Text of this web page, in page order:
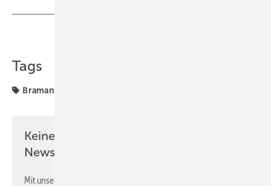
Tags
Bramann
Keine Zeit? Kein Problem mit dem SBZ
Newsletter!
Mit unserem Newsletter erhalten Sie regelmäßig von uns